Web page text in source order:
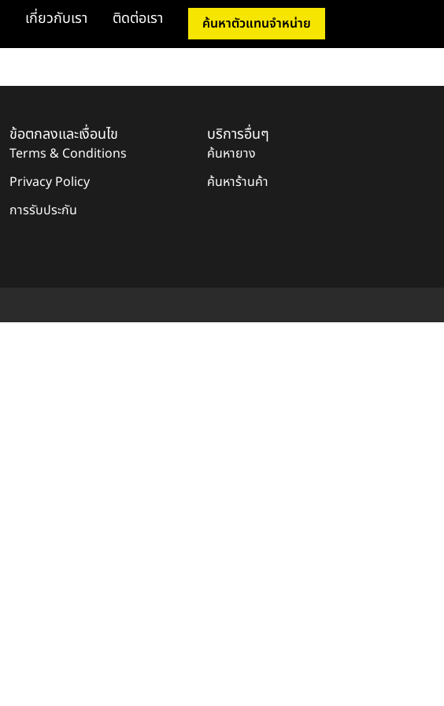
เกี่ยวกับเรา ติดต่อเรา ค้นหาตัวแทนจำหน่าย
ข้อตกลงและเงื่อนไข
Terms & Conditions
Privacy Policy
การรับประกัน
บริการอื่นๆ
ค้นหายาง
ค้นหาร้านค้า